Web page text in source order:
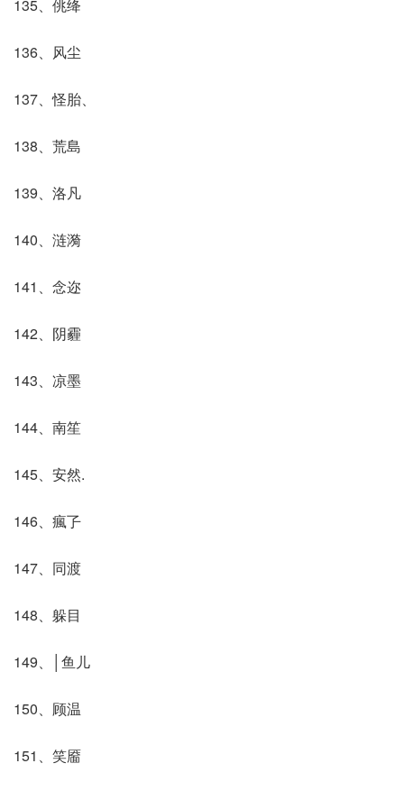
135、佻绛
136、风尘
137、怪胎、
138、荒島
139、洛凡
140、涟漪
141、念迩
142、阴霾
143、凉墨
144、南笙
145、安然.
146、瘋孒
147、同渡
148、躲目
149、│鱼儿
150、顾温
151、笑靥